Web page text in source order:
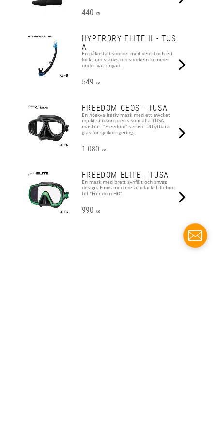
440 KR
HYPERDRY ELITE II - TUS
A
En påkostad snorkel med ventil och ett
lock som stängs om snorkeln kommer
under vattenyan.
549 KR
FREEDOM CEOS - TUSA
En högkvalitativ mask med ett mycket
mjukt silikson precis som alla TUSA-
masker i "Freedom"-serien. Utbytbara
glas för synkorrigering.
1 080 KR
FREEDOM ELITE - TUSA
En mask med brett synfält och snygg
design. Finns med metalliclack. Lillebror
till "Freedom HD".
990 KR